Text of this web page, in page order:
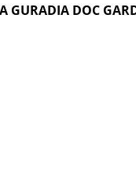
GURADIA DOC